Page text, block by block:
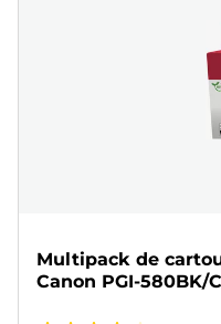
Multipack de
Canon PGI-580BK/